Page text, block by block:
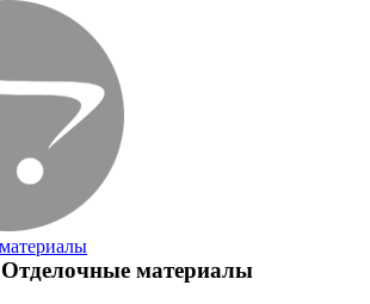
Отделочные материалы